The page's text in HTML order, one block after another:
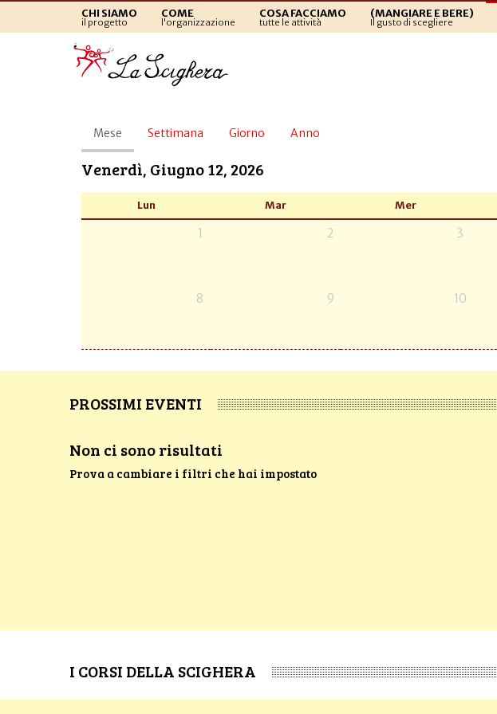
CHI SIAMO
il progetto
COME
l'organizzazione
COSA FACCIAMO
tutte le attività
(MANGIARE E BERE)
Il gusto di scegliere
Schede
primarie
Mese (scheda
attiva)
Settimana Giorno Anno
Venerdì, Giugno 12, 2026
Lun Mar Mer
1 2 3
8 9 10
PROSSIMI EVENTI
Non ci sono risultati
Prova a cambiare i filtri che hai impostato
I CORSI DELLA SCIGHERA